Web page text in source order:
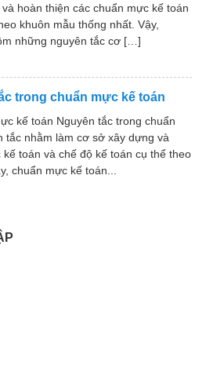
hoàn thiện các chuẩn mực kế toán
khuôn mẫu thống nhất. Vậy,
những nguyên tắc cơ […]
trong chuẩn mực kế toán
kế toán Nguyên tắc trong chuẩn
tắc nhằm làm cơ sở xây dựng và
toán và chế độ kế toán cụ thể theo
chuẩn mực kế toán...